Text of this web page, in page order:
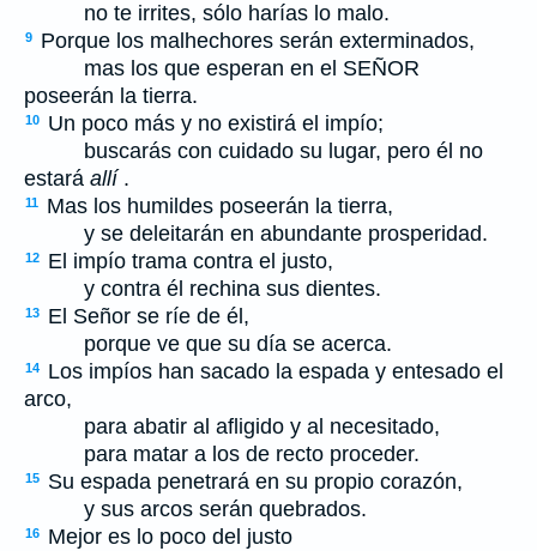
no te irrites, sólo harías lo malo.
9
Porque los malhechores serán exterminados,
mas los que esperan en el SEÑOR
poseerán la tierra.
10
Un poco más y no existirá el impío;
buscarás con cuidado su lugar, pero él no
estará allí.
11
Mas los humildes poseerán la tierra,
y se deleitarán en abundante prosperidad.
12
El impío trama contra el justo,
y contra él rechina sus dientes.
13
El Señor se ríe de él,
porque ve que su día se acerca.
14
Los impíos han sacado la espada y entesado el
arco,
para abatir al afligido y al necesitado,
para matar a los de recto proceder.
15
Su espada penetrará en su propio corazón,
y sus arcos serán quebrados.
16
Mejor es lo poco del justo